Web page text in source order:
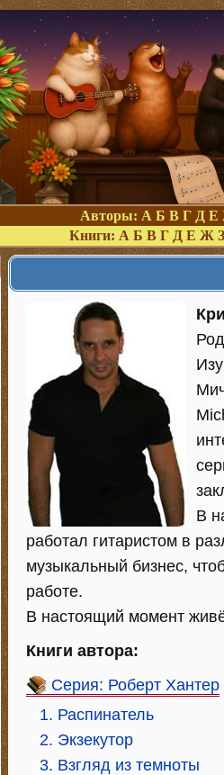
Авторы: А Б В Г Д Е
Книги: А Б В Г Д Е Ж З
В
работал гитаристом в
музыкальный бизнес,
работе.
В настоящий момент
Книги автора:
Серия: Роберт Хантер
1. Распинатель
2. Экзекутор
3. Взгляд из темноты